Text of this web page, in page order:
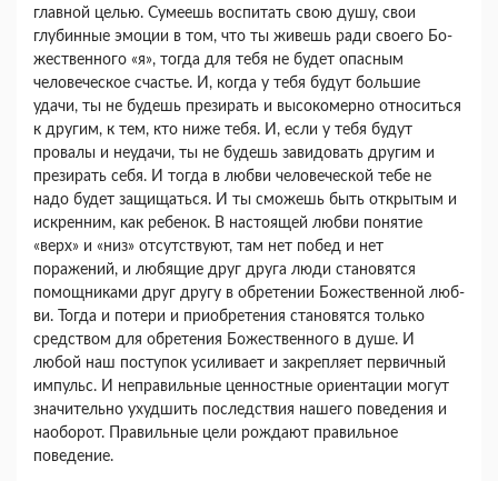
главной це­лью. Сумеешь воспитать свою душу, свои
глубин­ные эмоции в том, что ты живешь ради своего Бо­
жественного «я», тогда для тебя не будет опасным
человеческое счастье. И, когда у тебя будут боль­шие
удачи, ты не будешь презирать и высокомер­но относиться
к другим, к тем, кто ниже тебя. И, если у тебя будут
провалы и неудачи, ты не бу­дешь завидовать другим и
презирать себя. И тогда в любви человеческой тебе не
надо будет защища­ться. И ты сможешь быть открытым и
искренним, как ребенок. В настоящей любви понятие
«верх» и «низ» отсутствуют, там нет побед и нет
поражений, и любящие друг друга люди становятся
помощни­ками друг другу в обретении Божественной люб­
ви. Тогда и потери и приобретения становятся только
средством для обретения Божественного в душе. И
любой наш поступок усиливает и закреп­ляет первичный
импульс. И неправильные ценно­стные ориентации могут
значительно ухудшить последствия нашего поведения и
наоборот. Пра­вильные цели рождают правильное
поведение.